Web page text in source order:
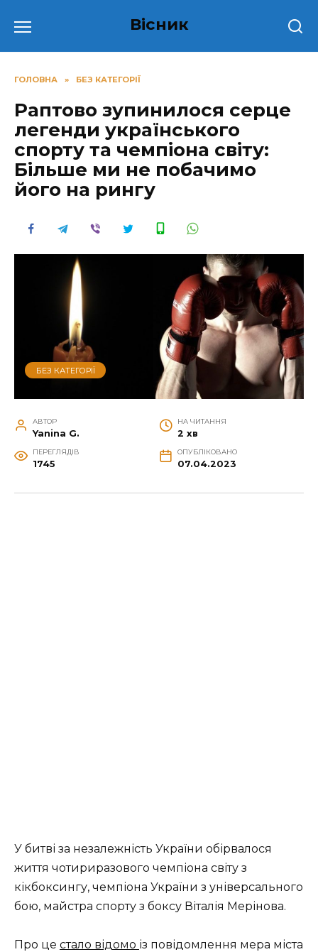
до
Вісник
ГОЛОВНА » БЕЗ КАТЕГОРІЇ
Раптово зупинилося серце
легенди українського
спорту та чемпіона світу:
Більше ми не побачимо
його на рингу
БЕЗ КАТЕГОРІЇ
АВТОР
Yanina G.
НА ЧИТАННЯ
2 хв
ПЕРЕГЛЯДІВ
1745
ОПУБЛІКОВАНО
07.04.2023
У битві за незалежність України обірвалося
життя чотириразового чемпіона світу з
кікбоксингу, чемпіона України з універсального
бою, майстра спорту з боксу Віталія Мерінова.
Про це стало відомо із повідомлення мера міста